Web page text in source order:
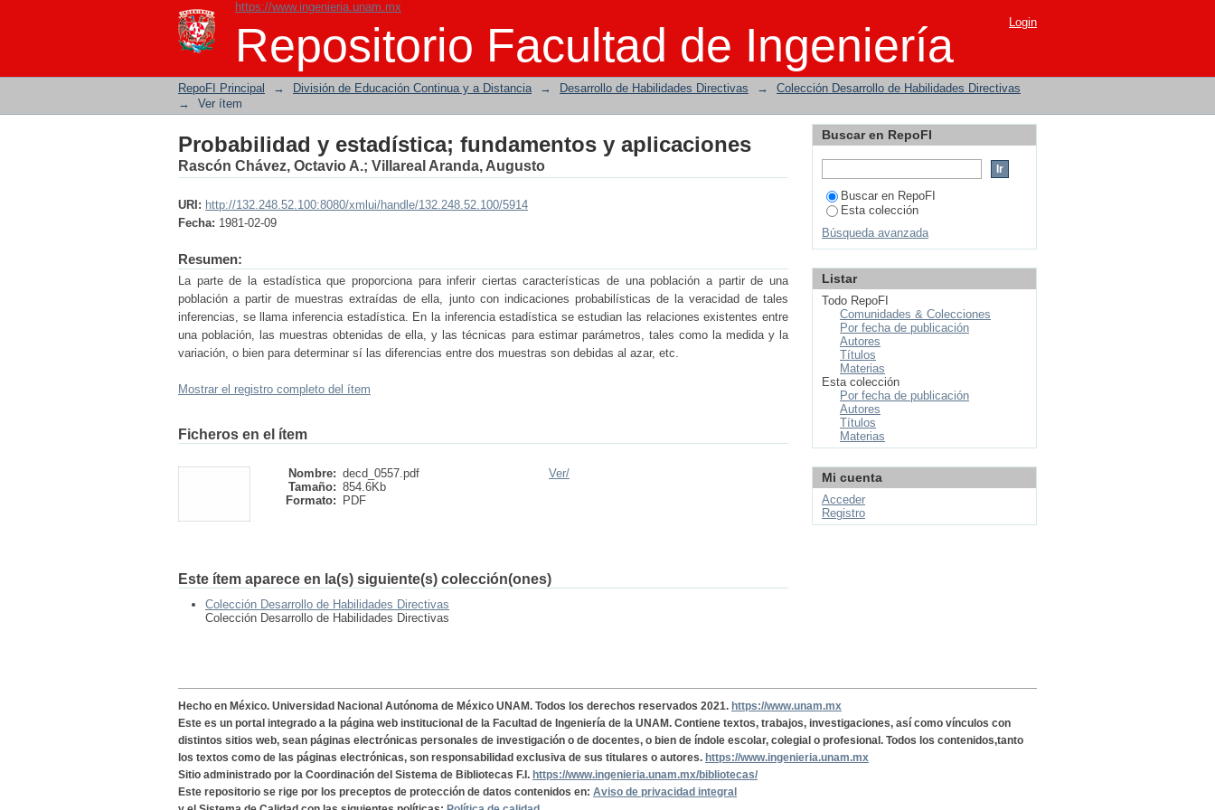
https://www.ingenieria.unam.mx
Repositorio Facultad de Ingeniería
Probabilidad y estadística; fundamentos y aplicaciones Login
RepoFI Principal → División de Educación Continua y a Distancia → Desarrollo de Habilidades Directivas →
Colección Desarrollo de Habilidades Directivas
→
Ver ítem
Probabilidad y estadística; fundamentos y aplicaciones
Rascón Chávez, Octavio A.; Villareal Aranda, Augusto
URI: http://132.248.52.100:8080/xmlui/handle/132.248.52.100/5914
Fecha: 1981-02-09
Resumen:
La parte de la estadística que proporciona para inferir ciertas características de una población a partir de una
población a partir de muestras extraídas de ella, junto con indicaciones probabilísticas de la veracidad de tales
inferencias, se llama inferencia estadística. En la inferencia estadística se estudian las relaciones existentes entre
una población, las muestras obtenidas de ella, y las técnicas para estimar parámetros, tales como la medida y la
variación, o bien para determinar sí las diferencias entre dos muestras son debidas al azar, etc.
Mostrar el registro completo del ítem
Ficheros en el ítem
Nombre: decd_0557.pdf
Tamaño: 854.6Kb
Formato:
PDF
Ver/
Este ítem aparece en la(s) siguiente(s) colección(ones)
Colección Desarrollo de Habilidades Directivas
Colección Desarrollo de Habilidades Directivas
Buscar en RepoFI
Buscar en RepoFI
Esta colección
Búsqueda avanzada
Listar
Todo RepoFI
Comunidades & Colecciones
Por fecha de publicación
Autores
Títulos
Materias
Esta colección
Por fecha de publicación
Autores
Títulos
Materias
Mi cuenta
Acceder
Registro
Hecho en México. Universidad Nacional Autónoma de México UNAM. Todos los derechos reservados 2021. https://www.unam.mx
Este es un portal integrado a la página web institucional de la Facultad de Ingeniería de la UNAM. Contiene textos, trabajos, investigaciones, así como vínculos con
distintos sitios web, sean páginas electrónicas personales de investigación o de docentes, o bien de índole escolar, colegial o profesional. Todos los contenidos,tanto
los textos como de las páginas electrónicas, son responsabilidad exclusiva de sus titulares o autores. https://www.ingenieria.unam.mx
Sitio administrado por la Coordinación del Sistema de Bibliotecas F.I. https://www.ingenieria.unam.mx/bibliotecas/
Este repositorio se rige por los preceptos de protección de datos contenidos en: Aviso de privacidad integral